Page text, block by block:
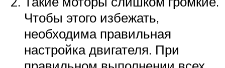
Чтобы этого избежать,
необходима правильная
настройка двигателя. При